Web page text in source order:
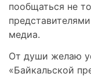
пообщаться не
медиа.
От души желаю
«Байкальской